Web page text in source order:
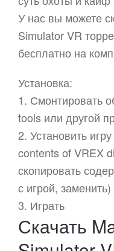
У нас вы можете
Simulator VR
бесплатно на
Установка:
1. Смонтировать
tools или другой
2. Установить
contents of VREX
скопировать
с игрой, заменить)
3. Играть
Скачать